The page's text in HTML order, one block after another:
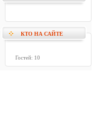
КТО НА САЙТЕ
Гостей: 10